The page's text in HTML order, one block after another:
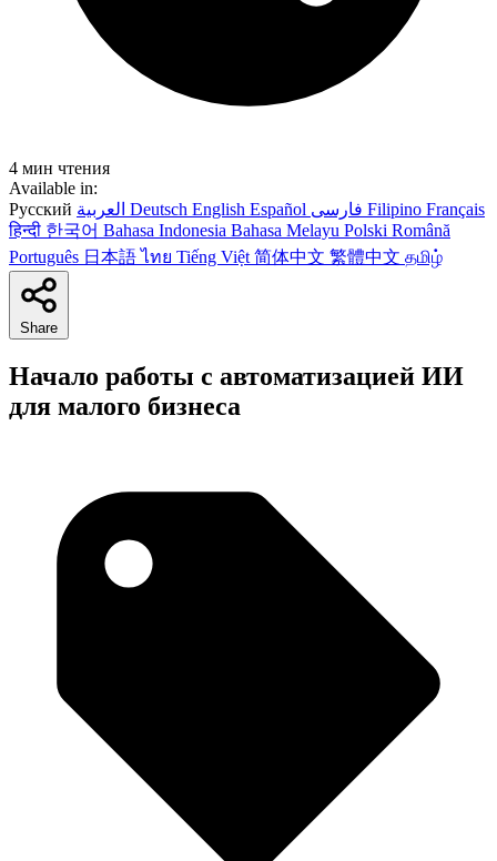
4 мин чтения
Available in:
Русский
Deutsch English Español Filipino Français
हिन्दी 한국어 Bahasa Indonesia Bahasa Melayu Polski Română
Português 日本語ไทย Tiếng Việt 简体中文 繁體中文 தமிழ்
Share
Начало работы с автоматизацией ИИ
для малого бизнеса